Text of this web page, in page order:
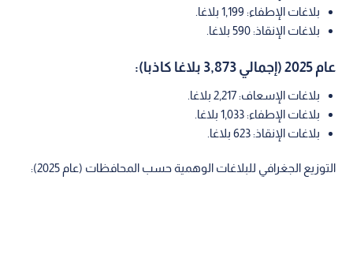
بلاغات الإطفاء: 1,199 بلاغا.
بلاغات الإنقاذ: 590 بلاغا.
عام 2025 (إجمالي 3,873 بلاغا كاذبا):
بلاغات الإسعاف: 2,217 بلاغا.
بلاغات الإطفاء: 1,033 بلاغا.
بلاغات الإنقاذ: 623 بلاغا.
التوزيع الجغرافي للبلاغات الوهمية حسب المحافظات (عام 2025):